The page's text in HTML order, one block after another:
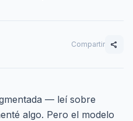
Compartir share
— leí sobre
algo. Pero el modelo